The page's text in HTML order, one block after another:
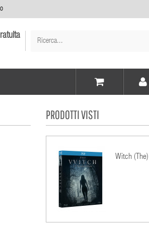
Elementi -
PRODOTTI VISTI
Witch (The)